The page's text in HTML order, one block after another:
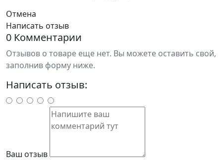
Отмена
Написать отзыв
0 Комментарии
Отзывов о товаре еще нет. Вы можете оставить свой,
заполнив форму ниже.
Написать отзыв:
Ваш отзыв